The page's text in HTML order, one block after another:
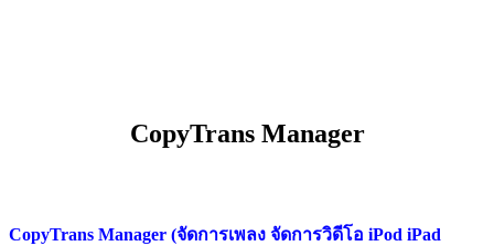
CopyTrans Manager
CopyTrans Manager (จัดการเพลง จัดการวิดีโอ iPod iPad